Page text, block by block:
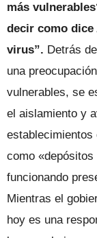
más
decir como dice
virus”. Detrás
una
vulnerables, se
el aislamiento y
como
funcionando
Mientras el
hoy es una